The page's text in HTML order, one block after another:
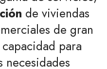
de viviendas
de gran
para
necesidades